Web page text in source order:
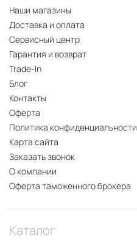
Наши магазины
Доставка и оплата
Сервисный центр
Гарантия и возврат
Trade-In
Блог
Контакты
Оферта
Политика конфиденциальности
Карта сайта
Заказать звонок
О компании
Оферта таможенного брокера
Каталог